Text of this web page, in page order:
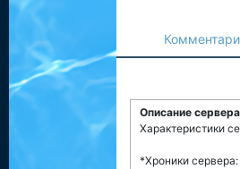
Описание
Характеристики
*Хроники